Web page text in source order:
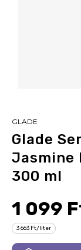
GLADE
Glade
Jasmine
300 ml
1 099
3 663 Ft/liter